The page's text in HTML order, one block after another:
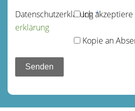
Datenschutz­erklärung*
Ich
erklärung
Kopie an